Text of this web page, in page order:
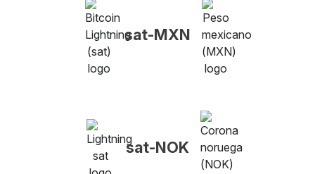
sat-MXN
sat-NOK